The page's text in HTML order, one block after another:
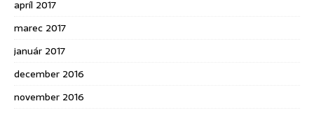
apríl 2017
marec 2017
január 2017
december 2016
november 2016